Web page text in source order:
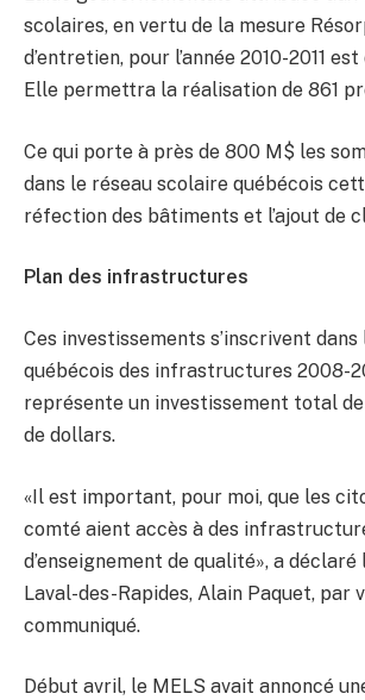
scolaires, en vertu de la mesure
d’entretien, pour l’année 2010-2011 est
Elle permettra la réalisation de 861
Ce qui porte à près de 800 M$ les
dans le réseau scolaire québécois
réfection des bâtiments et l’ajout de
Plan des infrastructures
Ces investissements s’inscrivent dans
québécois des infrastructures 2008-
représente un investissement total
de dollars.
«Il est important, pour moi, que les
comté aient accès à des
d’enseignement de qualité», a
Laval-des-Rapides, Alain Paquet, par
communiqué.
Début avril, le MELS avait annoncé